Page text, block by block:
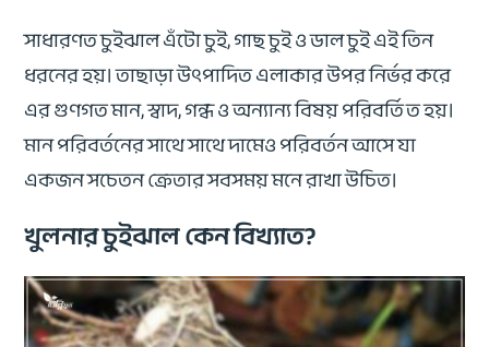
সাধারণত চুইঝাল এঁটো চুই, গাছ চুই ও ডাল চুই এই তিন
ধরনের হয়। তাছাড়া উৎপাদিত এলাকার উপর নির্ভর করে
এর গুণগত মান, স্বাদ, গন্ধ ও অন্যান্য বিষয় পরিবর্তিত হয়।
মান পরিবর্তনের সাথে সাথে দামেও পরিবর্তন আসে যা
একজন সচেতন ক্রেতার সবসময় মনে রাখা উচিত।
খুলনার চুইঝাল কেন বিখ্যাত?